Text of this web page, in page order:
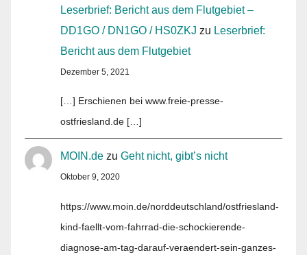
Leserbrief: Bericht aus dem Flutgebiet –
DD1GO / DN1GO / HS0ZKJ zu Leserbrief:
Bericht aus dem Flutgebiet
Dezember 5, 2021
[…] Erschienen bei www.freie-presse-
ostfriesland.de […]
MOIN.de zu Geht nicht, gibt’s nicht
Oktober 9, 2020
https://www.moin.de/norddeutschland/ostfriesland-
kind-faellt-vom-fahrrad-die-schockierende-
diagnose-am-tag-darauf-veraendert-sein-ganzes-